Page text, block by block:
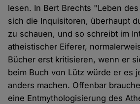
lesen. In Bert Brechts "Leben
sich die Inquisitoren, überhaupt
zu schauen, und so schreibt im
atheistischer Eiferer,
Bücher erst kritisieren, wenn er
beim Buch von Lütz würde er es
anders machen. Offenbar
eine Entmythologisierung des